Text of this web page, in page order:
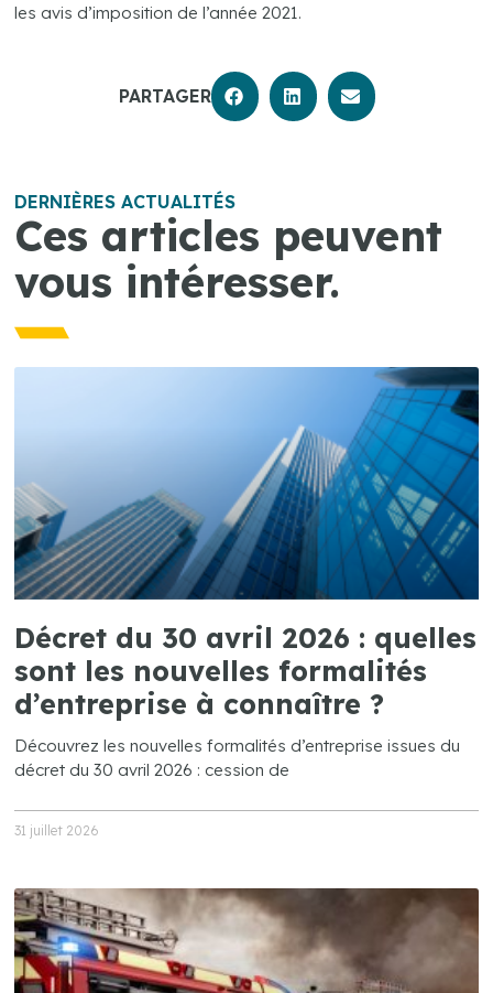
les avis d’imposition de l’année 2021.
PARTAGER
DERNIÈRES ACTUALITÉS
Ces articles peuvent
vous intéresser.
Décret du 30 avril 2026 : quelles
sont les nouvelles formalités
d’entreprise à connaître ?
Découvrez les nouvelles formalités d’entreprise issues du
décret du 30 avril 2026 : cession de
31 juillet 2026